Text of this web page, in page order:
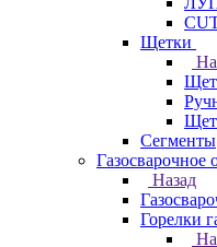
Щетки
Сегменты
Газосварочное
Назад
Горелки